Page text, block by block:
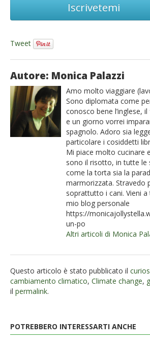
Iscrivetemi
Tweet
Autore: Monica Palazzi
Amo molto viaggiare
Sono diplomata come
conosco bene l’inglese,
e un giorno vorrei
spagnolo. Adoro sia
particolare i cosiddetti
Mi piace molto cucinare
sono il risotto, in tutte le
come la torta sia la
marmorizzata. Stravedo
soprattutto i cani. Vieni
mio blog personale
https://
un-po
Altri articoli di Monica
Questo articolo è stato pubblicato il
cambiamento climatico, Climate change,
il permalink.
POTREBBERO INTERESSARTI ANCHE